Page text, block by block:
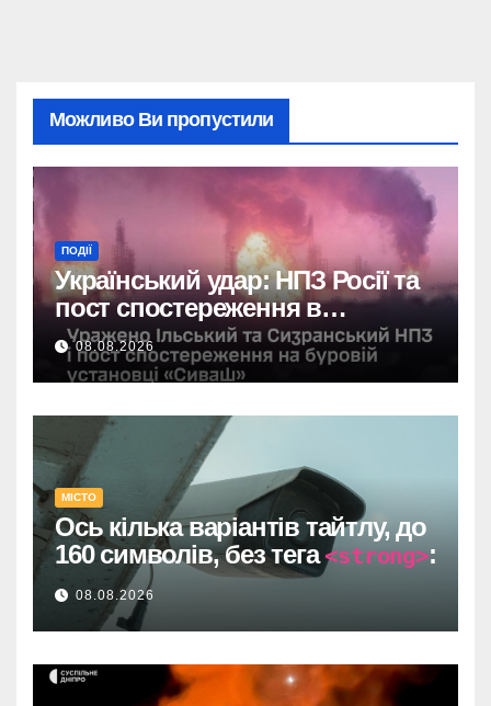
Можливо Ви пропустили
ПОДІЇ
Український удар: НПЗ Росії та
пост спостереження в
Чорному морі вражені.
08.08.2026
МІСТО
Ось кілька варіантів тайтлу, до
160 символів, без тега<strong>:
Один прямий договір на 735
тисяч у Дніпрі: супровід
провалу торгів.
08.08.2026